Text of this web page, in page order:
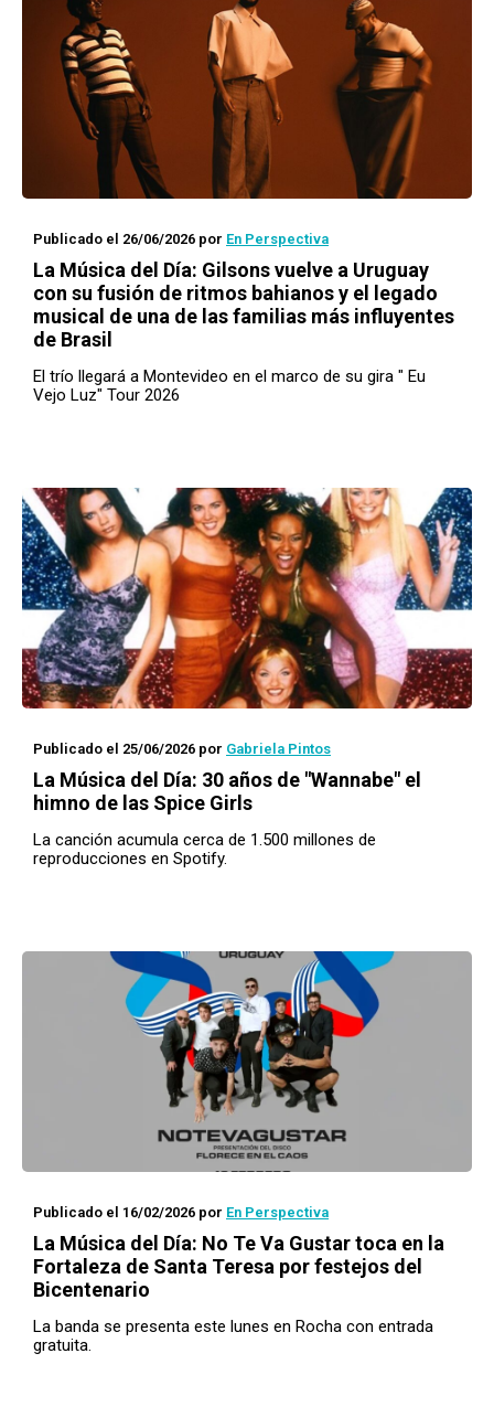
Publicado el 26/06/2026 por En Perspectiva
La Música del Día: Gilsons vuelve a Uruguay
con su fusión de ritmos bahianos y el legado
musical de una de las familias más influyentes
de Brasil
El trío llegará a Montevideo en el marco de su gira " Eu
Vejo Luz" Tour 2026
Publicado el 25/06/2026 por Gabriela Pintos
La Música del Día: 30 años de "Wannabe" el
himno de las Spice Girls
La canción acumula cerca de 1.500 millones de
reproducciones en Spotify.
Publicado el 16/02/2026 por En Perspectiva
La Música del Día: No Te Va Gustar toca en la
Fortaleza de Santa Teresa por festejos del
Bicentenario
La banda se presenta este lunes en Rocha con entrada
gratuita.